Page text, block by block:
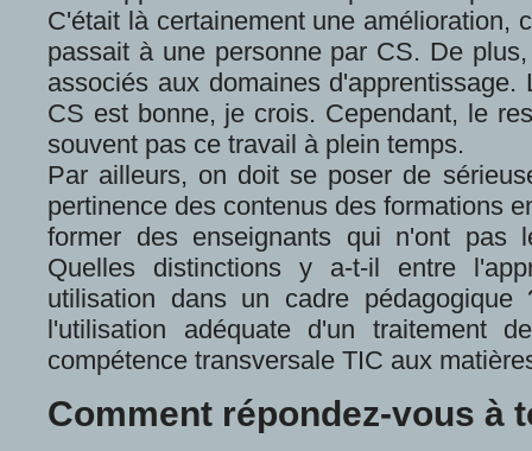
C'était là certainement une amélioration,
passait à une personne par CS. De
associés aux domaines
CS est bonne, je crois. Cependant, le
souvent pas ce travail à plein temps.
Par ailleurs, on doit se poser de
pertinence des contenus des formations
former des enseignants qui n'ont pas
Quelles distinctions y a-t-il entre
utilisation dans un cadre
l'utilisation adéquate d'un traitement
compétence transversale TIC aux
Comment répondez-vous à